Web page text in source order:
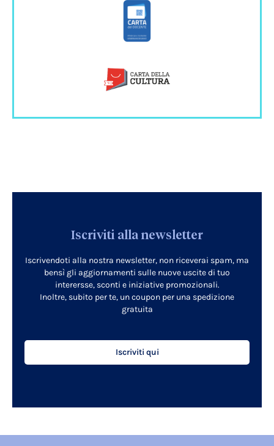
Iscriviti alla newsletter
Iscrivendoti alla nostra newsletter, non riceverai spam, ma
bensì gli aggiornamenti sulle nuove uscite di tuo
interersse, sconti e iniziative promozionali.
Inoltre, subito per te, un coupon per una spedizione
gratuita
Iscriviti qui